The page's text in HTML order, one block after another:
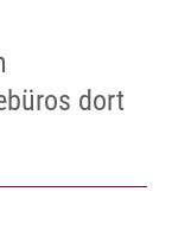
dort